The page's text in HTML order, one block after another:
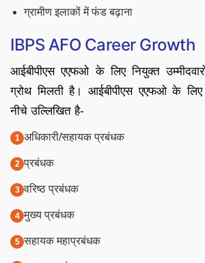
ग्रामीण इलाकों में फंड बढ़ाना
IBPS AFO Career Growth
आईबीपीएस एएफओ के लिए नियुक्त
ग्रोथ मिलती है। आईबीपीएस एएफओ के लिए
नीचे उल्लिखित है-
अधिकारी/सहायक प्रबंधक
प्रबंधक
वरिष्ठ प्रबंधक
मुख्य प्रबंधक
सहायक महाप्रबंधक